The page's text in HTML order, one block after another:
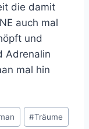
die damit
auch mal
und
Adrenalin
mal hin
#Träume